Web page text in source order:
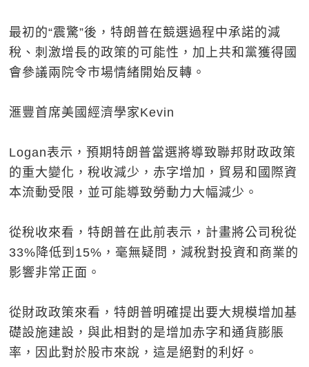
最初的“震驚”後，特朗普在競選過程中承諾的減
稅、刺激增長的政策的可能性，加上共和黨獲得國
會參議兩院令市場情緒開始反轉。
滙豐首席美國經濟學家Kevin
Logan表示，預期特朗普當選將導致聯邦財政政策
的重大變化，稅收減少，赤字增加，貿易和國際資
本流動受限，並可能導致勞動力大幅減少。
從稅收來看，特朗普在此前表示，計畫將公司稅從
33%降低到15%，毫無疑問，減稅對投資和商業的
影響非常正面。
從財政政策來看，特朗普明確提出要大規模增加基
礎設施建設，與此相對的是增加赤字和通貨膨脹
率，因此對於股市來說，這是絕對的利好。